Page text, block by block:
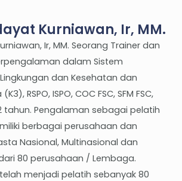
Kurniawan, Ir, MM.
Ir, MM. Seorang Trainer dan
dalam Sistem
dan Kesehatan dan
RSPO, ISPO, COC FSC, SFM FSC,
tahun. Pengalaman sebagai pelatih
berbagai perusahaan dan
Nasional, Multinasional dan
80 perusahaan / Lembaga.
menjadi pelatih sebanyak 80